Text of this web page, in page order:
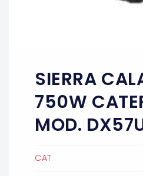
SIERRA
750W
MOD.
CAT